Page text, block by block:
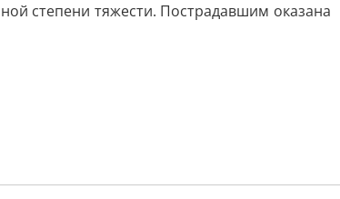
степени тяжести. Пострадавшим оказана